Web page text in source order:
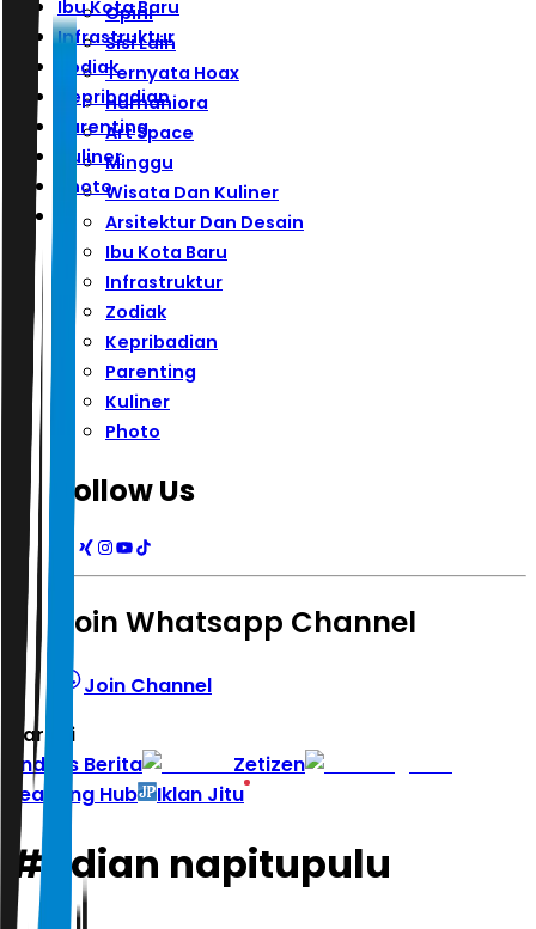
Ibu Kota Baru
Infrastruktur
Zodiak
Kepribadian
Parenting
Kuliner
Photo
Opini
Sisi Lain
Ternyata Hoax
Humaniora
Art Space
Minggu
Wisata Dan Kuliner
Arsitektur Dan Desain
Ibu Kota Baru
Infrastruktur
Zodiak
Kepribadian
Parenting
Kuliner
Photo
Follow Us
Join Whatsapp Channel
Join Channel
Hari ini
Indeks Berita
Zetizen
Learning Hub
Iklan Jitu
# adian napitupulu